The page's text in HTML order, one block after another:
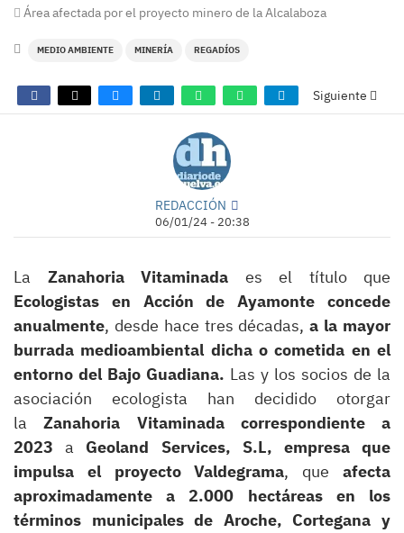
Área afectada por el proyecto minero de la Alcalaboza
MEDIO AMBIENTE MINERÍA REGADÍOS
Siguiente
REDACCIÓN
06/01/24 - 20:38
La Zanahoria Vitaminada es el título que
Ecologistas en Acción de Ayamonte concede
anualmente, desde hace tres décadas,a la mayor
burrada medioambiental dicha o cometida en el
entorno del Bajo Guadiana. Las y los socios de la
asociación ecologista han decidido otorgar
laZanahoria Vitaminada correspondiente a
2023 a Geoland Services, S.L, empresa que
impulsa el proyecto Valdegrama, queafecta
aproximadamente a 2.000 hectáreas en los
términos municipales de Aroche, Cortegana y